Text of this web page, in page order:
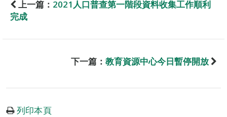
上一篇： 2021人口普查第一階段資料收集工作順利
完成
下一篇： 教育資源中心今日暫停開放
列印本頁